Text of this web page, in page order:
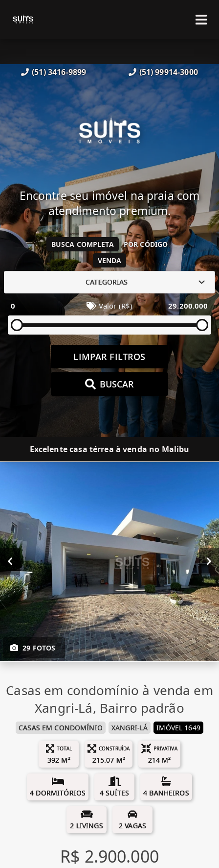
(51) 3416-9899 (51) 99914-3000
Encontre seu imóvel na praia com
atendimento premium.
VENDA
BUSCA COMPLETA POR CÓDIGO
CATEGORIAS
0 Valor (R$) 29.200.000
LIMPAR FILTROS
BUSCAR
Excelente casa térrea à venda no Malibu
29 FOTOS
Casas em condomínio à venda em
Xangri-Lá, Bairro padrão
CASAS EM CONDOMÍNIO XANGRI-LÁ IMÓVEL 1649
TOTAL
392 M²
CONSTRUÍDA
215.07 M²
PRIVATIVA
214 M²
4 DORMITÓRIOS 4 SUÍTES 4 BANHEIROS
2 LIVINGS 2 VAGAS
R$ 2.900.000